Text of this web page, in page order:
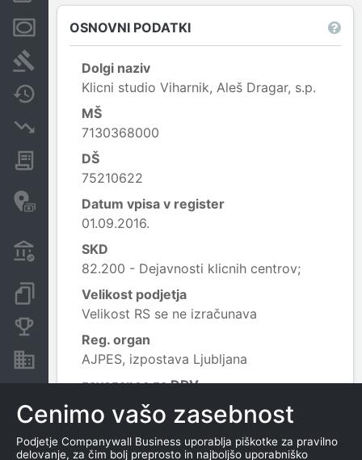
Zastavne pravice
Sodni postopki
Spremembe
Insolvenčni postopki
Javna naročila
transakcije
Transakcije iz državnega
Dokumenti in objave
Nepremičnine in sredstva
OSNOVNI PODATKI
Dolgi naziv
Klicni studio Viharnik, Aleš Dragar, s.p.
MŠ
7130368000
DŠ
75210622
Datum vpisa v register
01.09.2016.
SKD
82.200 - Dejavnosti klicnih centrov;
Velikost podjetja
Velikost RS se ne izračunava
Reg. organ
AJPES, izpostava Ljubljana
zavezanec za DDV
Kapital se ne določa
Cenimo vašo zasebnost
Podjetje Companywall Business uporablja piškotke za pravilno
delovanje, za čim bolj preprosto in najboljšo uporabniško